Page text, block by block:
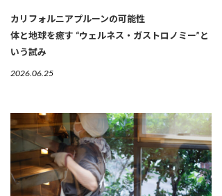
カリフォルニアプルーンの可能性
体と地球を癒す “ウェルネス・ガストロノミー”と
いう試み
2026.06.25